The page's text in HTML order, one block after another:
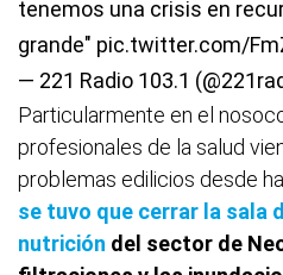
tenemos una crisis en
grande" pic.twitter.com/
— 221 Radio 103.1
Particularmente en el
profesionales de la salud
problemas edilicios desde
se tuvo que cerrar la sala
nutrición del sector de